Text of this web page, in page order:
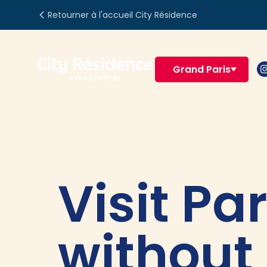
Retourner à l'accueil City Résidence
Grand Paris
Visit